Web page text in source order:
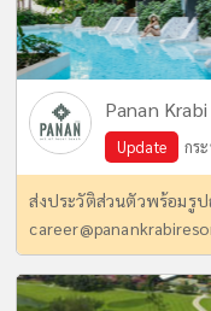
Panan
Update กร
ส่งประวัติส่วนตัวพร้อมรู